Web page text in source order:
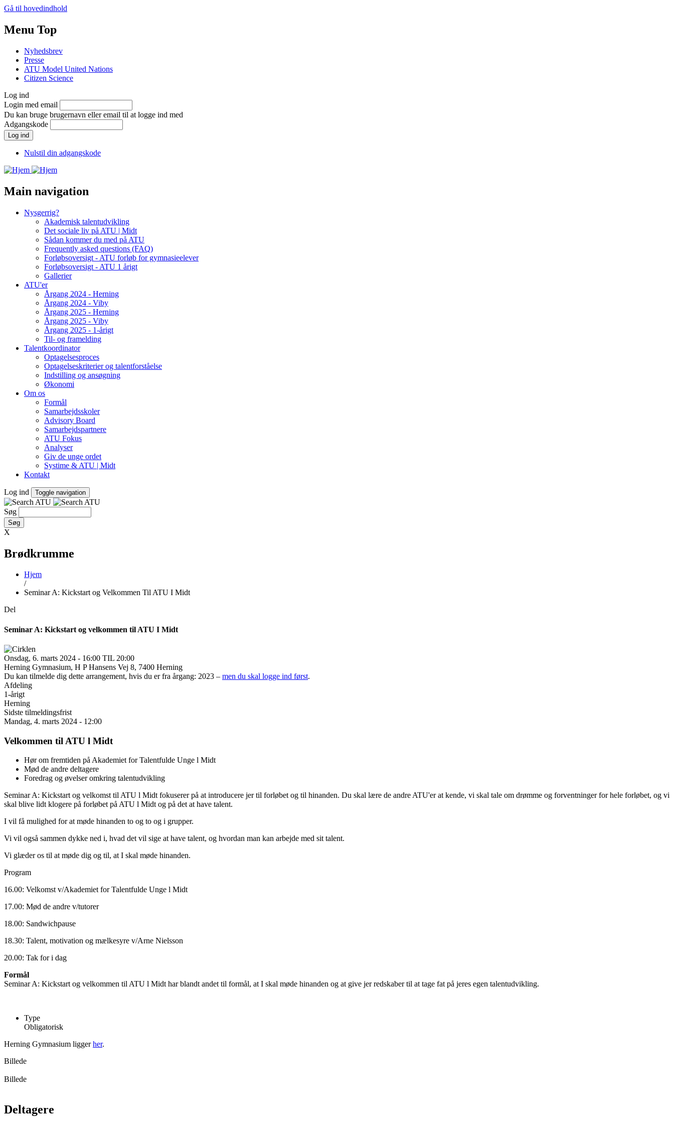
Gå til hovedindhold
Menu Top
Nyhedsbrev
Presse
ATU Model United Nations
Citizen Science
Log ind
Login med email
Du kan bruge brugernavn eller email til at logge ind med
Adgangskode
Nulstil din adgangskode
Main navigation
Nysgerrig?
Akademisk talentudvikling
Det sociale liv på ATU | Midt
Sådan kommer du med på ATU
Frequently asked questions (FAQ)
Forløbsoversigt - ATU forløb for gymnasieelever
Forløbsoversigt - ATU 1 årigt
Gallerier
ATU'er
Årgang 2024 - Herning
Årgang 2024 - Viby
Årgang 2025 - Herning
Årgang 2025 - Viby
Årgang 2025 - 1-årigt
Til- og framelding
Talentkoordinator
Optagelsesproces
Optagelseskriterier og talentforståelse
Indstilling og ansøgning
Økonomi
Om os
Formål
Samarbejdsskoler
Advisory Board
Samarbejdspartnere
ATU Fokus
Analyser
Giv de unge ordet
Systime & ATU | Midt
Kontakt
Log ind Toggle navigation
Søg
X
Brødkrumme
Hjem
/
Seminar A: Kickstart og Velkommen Til ATU I Midt
Del
Seminar A: Kickstart og velkommen til ATU I Midt
Onsdag, 6. marts 2024 - 16:00 TIL 20:00
Herning Gymnasium, H P Hansens Vej 8, 7400 Herning
Du kan tilmelde dig dette arrangement, hvis du er fra årgang: 2023 – men du skal logge ind først.
Afdeling
1-årigt
Herning
Sidste tilmeldingsfrist
Mandag, 4. marts 2024 - 12:00
Velkommen til ATU l Midt
Hør om fremtiden på Akademiet for Talentfulde Unge l Midt
Mød de andre deltagere
Foredrag og øvelser omkring talentudvikling
Seminar A: Kickstart og velkomst til ATU l Midt fokuserer på at introducere jer til forløbet og til hinanden. Du skal lære de andre ATU'er at kende, vi skal tale om drømme og forventninger for hele forløbet, og vi
skal blive lidt klogere på forløbet på ATU l Midt og på det at have talent.
I vil få mulighed for at møde hinanden to og to og i grupper.
Vi vil også sammen dykke ned i, hvad det vil sige at have talent, og hvordan man kan arbejde med sit talent.
Vi glæder os til at møde dig og til, at I skal møde hinanden.
Program
16.00: Velkomst v/Akademiet for Talentfulde Unge l Midt
17.00: Mød de andre v/tutorer
18.00: Sandwichpause
18.30: Talent, motivation og mælkesyre v/Arne Nielsson
20.00: Tak for i dag
Formål
Seminar A: Kickstart og velkommen til ATU l Midt har blandt andet til formål, at I skal møde hinanden og at give jer redskaber til at tage fat på jeres egen talentudvikling.
Type
Obligatorisk
Herning Gymnasium liggerher.
Billede
Billede
Deltagere